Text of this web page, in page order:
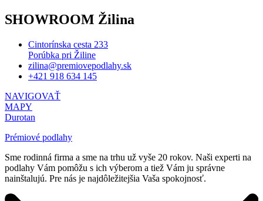
SHOWROOM Žilina
Cintorínska cesta 233
Porúbka pri Žiline
zilina@premiovepodlahy.sk
+421 918 634 145
NAVIGOVAŤ
MAPY
Durotan
Prémiové podlahy
Sme rodinná firma a sme na trhu už vyše 20 rokov. Naši experti na
podlahy Vám pomôžu s ich výberom a tiež Vám ju správne
nainštalujú. Pre nás je najdôležitejšia Vaša spokojnosť.